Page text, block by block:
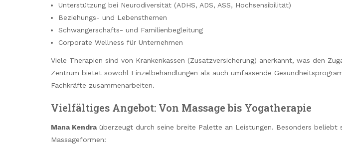
Unterstützung bei Neurodiversität (ADHS, ADS, ASS, Hochsensibilität)
Beziehungs- und Lebensthemen
Schwangerschafts- und Familienbegleitung
Corporate Wellness für Unternehmen
Viele Therapien sind von Krankenkassen (Zusatzversicherung) anerkannt, was den
Zentrum bietet sowohl Einzelbehandlungen als auch umfassende
Fachkräfte zusammenarbeiten.
Vielfältiges Angebot: Von Massage bis Yogatherapie
Mana Kendraüberzeugt durch seine breite Palette an Leistungen. Besonders beliebt
Massageformen: